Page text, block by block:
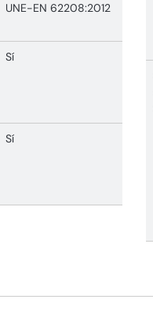
UNE-EN 62208:2012
Sí
Sí